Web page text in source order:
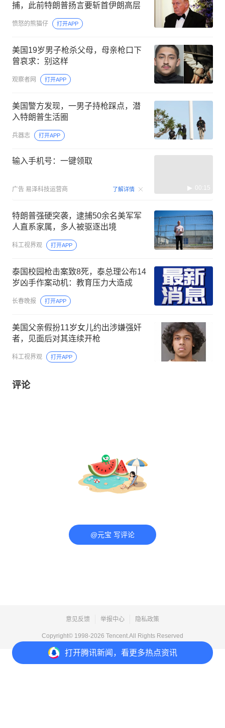
打开腾讯新闻，看更多热点资讯
捕，此前特朗普扬言要斩首伊朗高层
愤怒的熊猫仔 打开APP
美国19岁男子枪杀父母，母亲枪口下
曾哀求：别这样
观察者网 打开APP
美国警方发现，一男子持枪踩点，潜
入特朗普生活圈
兵器志 打开APP
输入手机号：一键领取
广告 易泽科技运营商 了解详情 00:15
特朗普强硬突袭，逮捕50余名美军军
人直系家属，多人被驱逐出境
科工视界观 打开APP
泰国校园枪击案致8死，泰总理公布14
岁凶手作案动机：教育压力大造成
长春晚报 打开APP
美国父亲假扮11岁女儿约出涉嫌强奸
者，见面后对其连续开枪
科工视界观 打开APP
评论
@元宝 写评论
意见反馈 举报中心 隐私政策
Copyright© 1998-2026 Tencent.All Rights Reserved